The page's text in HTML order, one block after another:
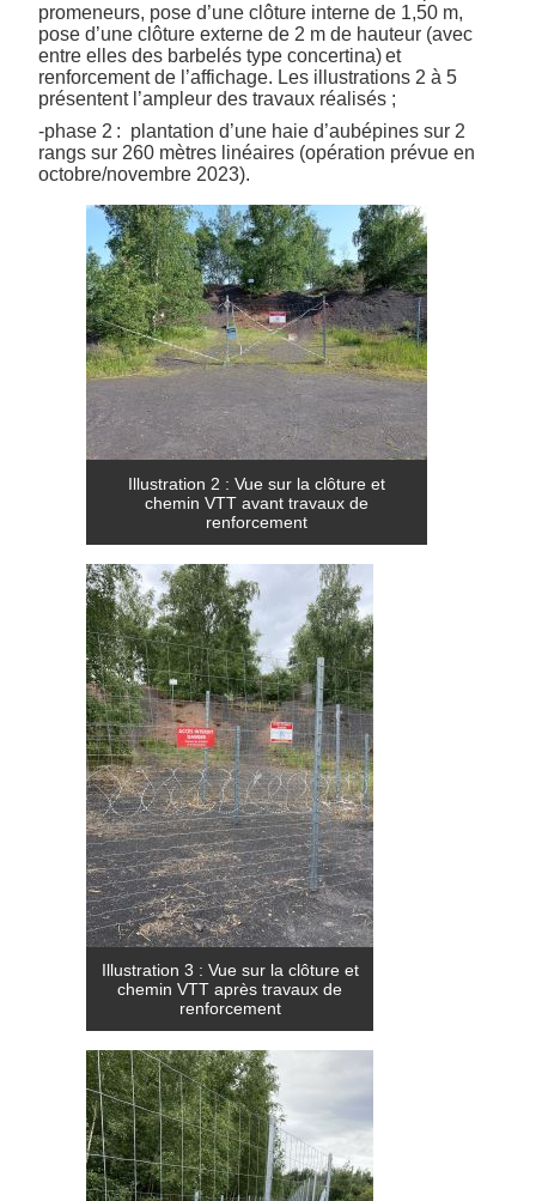
promeneurs, pose d’une clôture interne de 1,50 m,
pose d’une clôture externe de 2 m de hauteur (avec
entre elles des barbelés type concertina) et
renforcement de l’affichage. Les illustrations 2 à 5
présentent l’ampleur des travaux réalisés ;
-phase 2 : plantation d’une haie d’aubépines sur 2
rangs sur 260 mètres linéaires (opération prévue en
octobre/novembre 2023).
Illustration 2 : Vue sur la clôture et
chemin VTT avant travaux de
renforcement
Illustration 3 : Vue sur la clôture et
chemin VTT après travaux de
renforcement